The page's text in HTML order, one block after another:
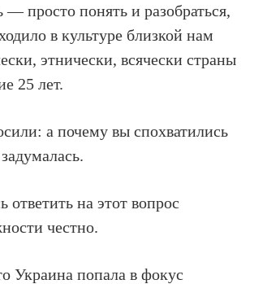
— просто понять и разобраться,
в культуре близкой нам
этнически, всячески страны
25 лет.
а почему вы спохватились
ответить на этот вопрос
честно.
Украина попала в фокус